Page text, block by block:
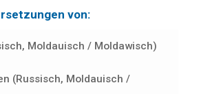
von:
Moldauisch / Moldawisch)
(Russisch, Moldauisch /